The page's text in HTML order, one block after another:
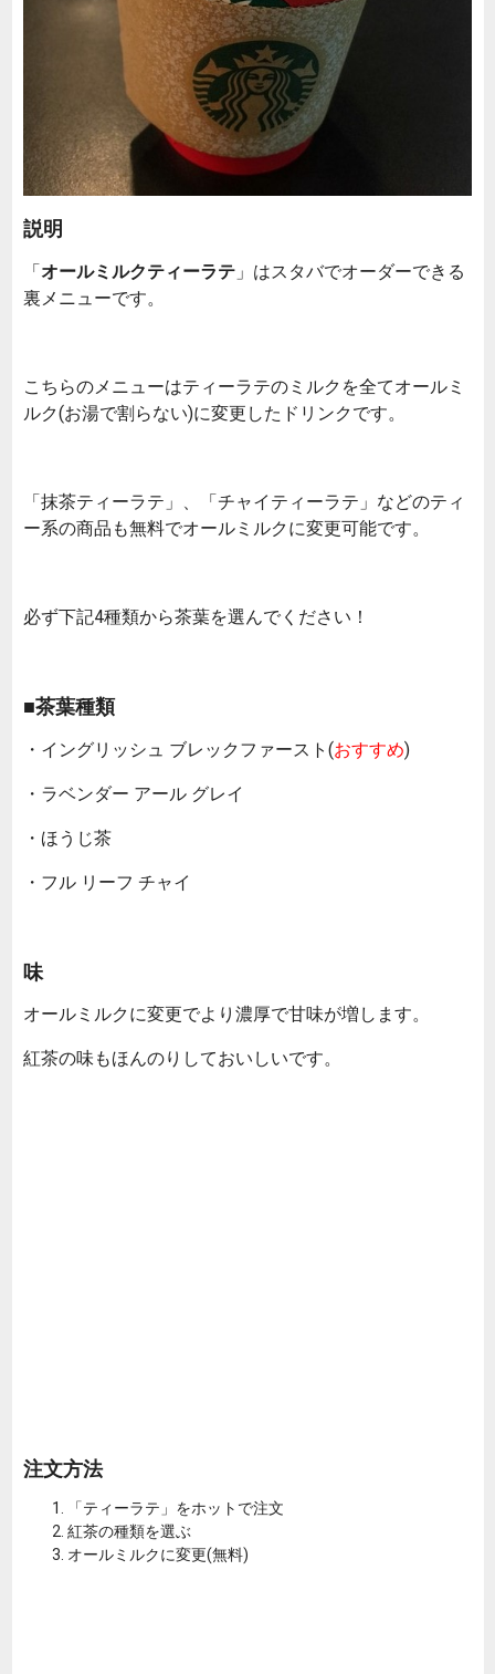
説明
「オールミルクティーラテ 」はスタバでオーダーできる
裏メニューです。
こちらのメニューはティーラテのミルクを全てオールミ
ルク(お湯で割らない)に変更したドリンクです。
「抹茶ティーラテ」、「チャイティーラテ」などのティ
ー系の商品も無料でオールミルクに変更可能です。
必ず下記4種類から茶葉を選んでください！
■茶葉種類
・イングリッシュ ブレックファースト(おすすめ)
・ラベンダー アール グレイ
・ほうじ茶
・フル リーフ チャイ
味
オールミルクに変更でより濃厚で甘味が増します。
紅茶の味もほんのりしておいしいです。
注文方法
「ティーラテ」をホットで注文
紅茶の種類を選ぶ
オールミルクに変更(無料)